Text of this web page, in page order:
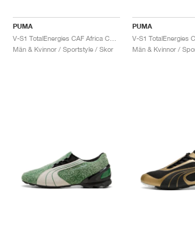
PUMA
Män & Kvinnor / Sportstyle / Skor
PUMA
Män & Kvinnor /